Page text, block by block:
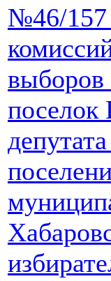
№46/157
выборов
поселок